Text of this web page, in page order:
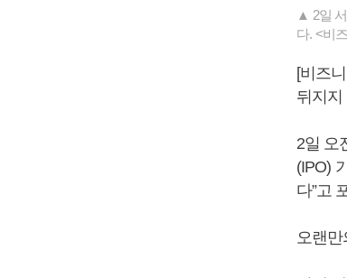
▲ 2일
다. <비
[비즈
뒤지지
2일 오
(IPO)
다”고
오랜만